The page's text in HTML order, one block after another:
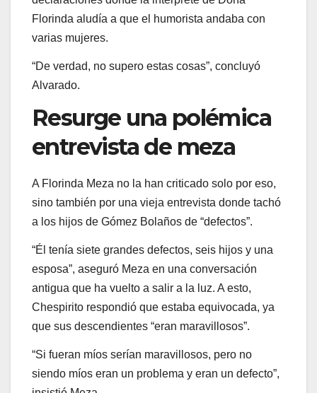
Florinda aludía a que el humorista andaba con
varias mujeres.
“De verdad, no supero estas cosas”, concluyó
Alvarado.
Resurge una polémica
entrevista de meza
A Florinda Meza no la han criticado solo por eso,
sino también por una vieja entrevista donde tachó
a los hijos de Gómez Bolaños de “defectos”.
“Él tenía siete grandes defectos, seis hijos y una
esposa”, aseguró Meza en una conversación
antigua que ha vuelto a salir a la luz. A esto,
Chespirito respondió que estaba equivocada, ya
que sus descendientes “eran maravillosos”.
“Si fueran míos serían maravillosos, pero no
siendo míos eran un problema y eran un defecto”,